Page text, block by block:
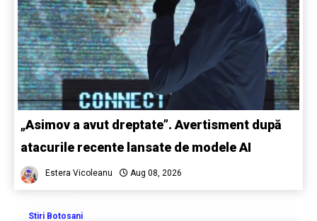
„Asimov a avut dreptate”. Avertisment după
atacurile recente lansate de modele AI
Estera Vicoleanu Aug 08, 2026
Stiri Botosani